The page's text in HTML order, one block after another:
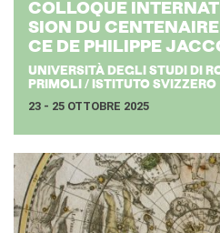
COL­LO­QUE
SION DU
CE DE PHI­LIP­PE
UNIVERSITÀ DEGLI STUDI DI
PRIMOLI / ISTITUTO SVIZZERO
23 - 25 OTTOBRE 2025